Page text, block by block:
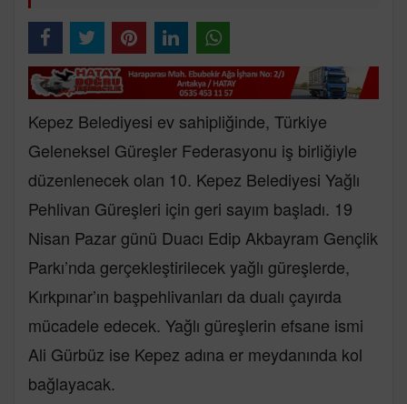
Kepez Belediyesi ev sahipliğinde, Türkiye
Geleneksel Güreşler Federasyonu iş birliğiyle
düzenlenecek olan 10. Kepez Belediyesi Yağlı
Pehlivan Güreşleri için geri sayım başladı. 19
Nisan Pazar günü Duacı Edip Akbayram Gençlik
Parkı’nda gerçekleştirilecek yağlı güreşlerde,
Kırkpınar’ın başpehlivanları da dualı çayırda
mücadele edecek. Yağlı güreşlerin efsane ismi
Ali Gürbüz ise Kepez adına er meydanında kol
bağlayacak.